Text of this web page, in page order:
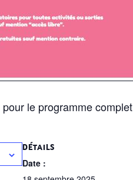
pour le programme complet
DÉTAILS
Date :